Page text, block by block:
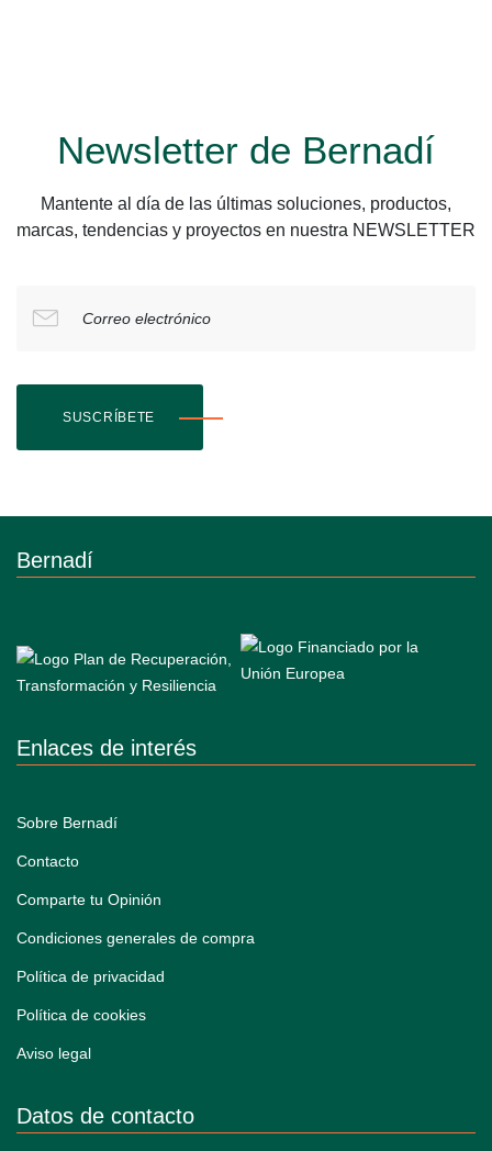
Newsletter de Bernadí
Mantente al día de las últimas soluciones, productos,
marcas, tendencias y proyectos en nuestra NEWSLETTER
Correo electrónico
SUSCRÍBETE
Bernadí
Enlaces de interés
Sobre Bernadí
Contacto
Comparte tu Opinión
Condiciones generales de compra
Política de privacidad
Política de cookies
Aviso legal
Datos de contacto